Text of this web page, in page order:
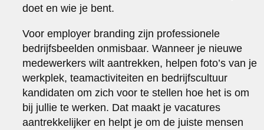
doet en wie je bent.
Voor employer branding zijn professionele
bedrijfsbeelden onmisbaar. Wanneer je nieuwe
medewerkers wilt aantrekken, helpen foto’s van je
werkplek, teamactiviteiten en bedrijfscultuur
kandidaten om zich voor te stellen hoe het is om
bij jullie te werken. Dat maakt je vacatures
aantrekkelijker en helpt je om de juiste mensen